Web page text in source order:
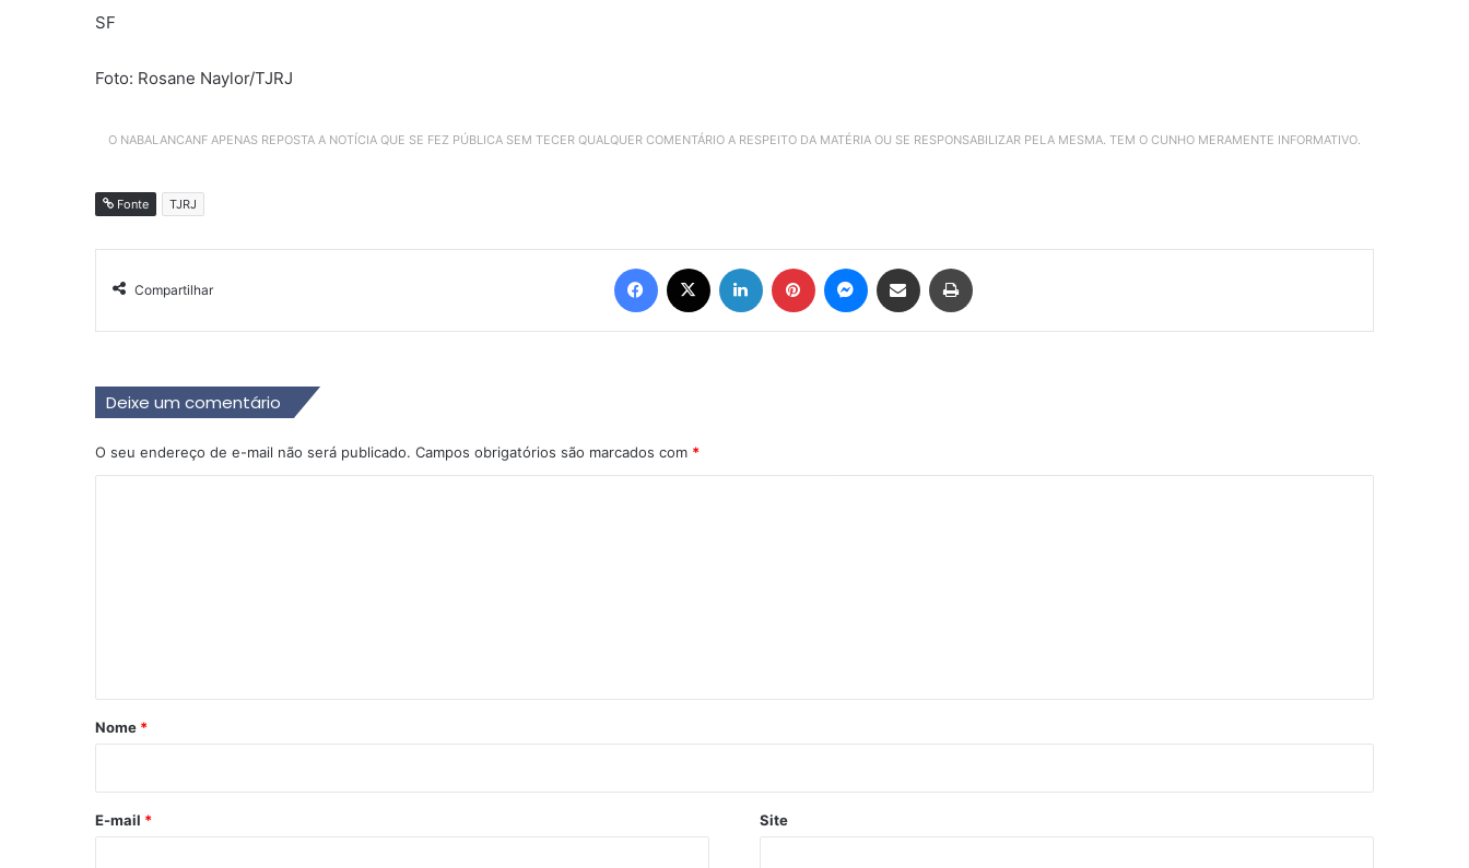
SF
Foto: Rosane Naylor/TJRJ
O NABALANCANF APENAS REPOSTA A NOTÍCIA QUE SE FEZ PÚBLICA SEM TECER QUALQUER COMENTÁRIO A RESPEITO DA MATÉRIA OU SE RESPONSABILIZAR PELA MESMA. TEM O CUNHO MERAMENTE INFORMATIVO.
Fonte TJRJ
Compartilhar
Deixe um comentário
O seu endereço de e-mail não será publicado. Campos obrigatórios são marcados com *
r
*
Nome *
E-mail * Site